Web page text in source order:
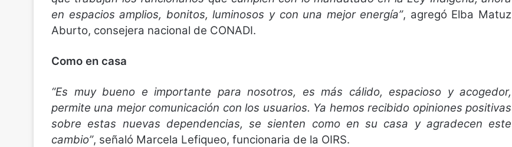
en espacios amplios, bonitos, luminosos y con una mejor energía”, agregó Elba Matuz
Aburto, consejera nacional de CONADI.
Como en casa
“Es muy bueno e importante para nosotros, es más cálido, espacioso y acogedor,
permite una mejor comunicación con los usuarios. Ya hemos recibido opiniones positivas
sobre estas nuevas dependencias, se sienten como en su casa y agradecen este
cambio”, señaló Marcela Lefiqueo, funcionaria de la OIRS.